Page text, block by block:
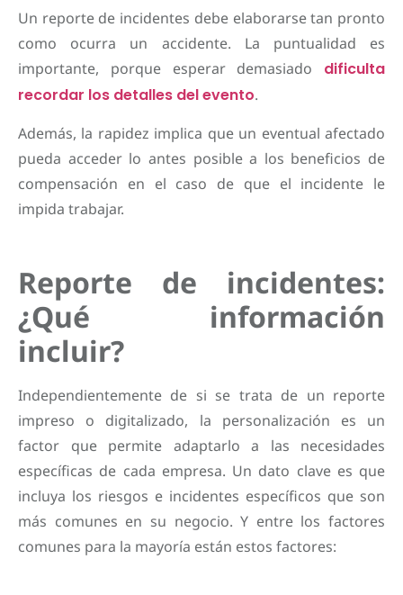
Un reporte de incidentes debe elaborarse tan pronto
como ocurra un accidente. La puntualidad es
importante, porque esperar demasiado dificulta
recordar los detalles del evento.
Además, la rapidez implica que un eventual afectado
pueda acceder lo antes posible a los beneficios de
compensación en el caso de que el incidente le
impida trabajar.
Reporte de incidentes:
¿Qué información
incluir?
Independientemente de si se trata de un reporte
impreso o digitalizado, la personalización es un
factor que permite adaptarlo a las necesidades
específicas de cada empresa. Un dato clave es que
incluya los riesgos e incidentes específicos que son
más comunes en su negocio. Y entre los factores
comunes para la mayoría están estos factores: